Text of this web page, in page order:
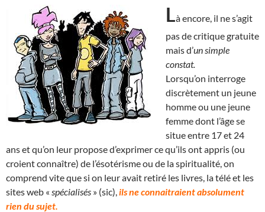
Là encore, il ne s’agit
pas de critique gratuite
mais d’un simple
constat.
Lorsqu’on interroge
discrètement un jeune
homme ou une jeune
femme dont l’âge se
situe entre 17 et 24
ans et qu’on leur propose d’exprimer ce qu’ils ont appris (ou
croient connaître) de l’ésotérisme ou de la spiritualité, on
comprend vite que si on leur avait retiré les livres, la télé et les
sites web « spécialisés » (sic), ils ne connaitraient absolument
rien du sujet.